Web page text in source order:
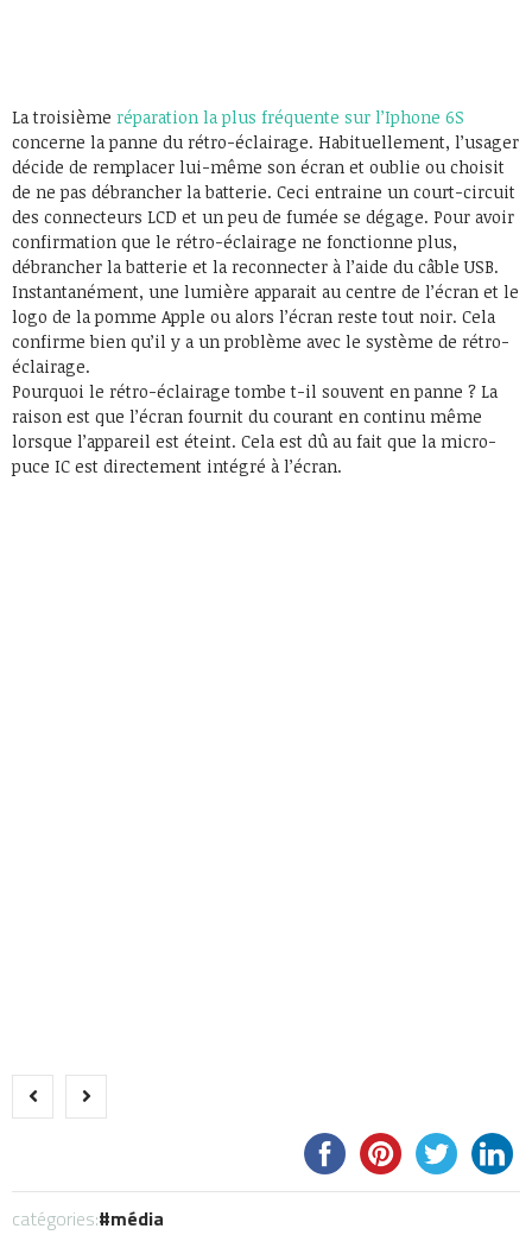
La troisième réparation la plus fréquente sur l’Iphone 6S
concerne la panne du rétro-éclairage. Habituellement, l’usager
décide de remplacer lui-même son écran et oublie ou choisit
de ne pas débrancher la batterie. Ceci entraine un court-circuit
des connecteurs LCD et un peu de fumée se dégage. Pour avoir
confirmation que le rétro-éclairage ne fonctionne plus,
débrancher la batterie et la reconnecter à l’aide du câble USB.
Instantanément, une lumière apparait au centre de l’écran et le
logo de la pomme Apple ou alors l’écran reste tout noir. Cela
confirme bien qu’il y a un problème avec le système de rétro-
éclairage.
Pourquoi le rétro-éclairage tombe t-il souvent en panne ? La
raison est que l’écran fournit du courant en continu même
lorsque l’appareil est éteint. Cela est dû au fait que la micro-
puce IC est directement intégré à l’écran.
catégories: média